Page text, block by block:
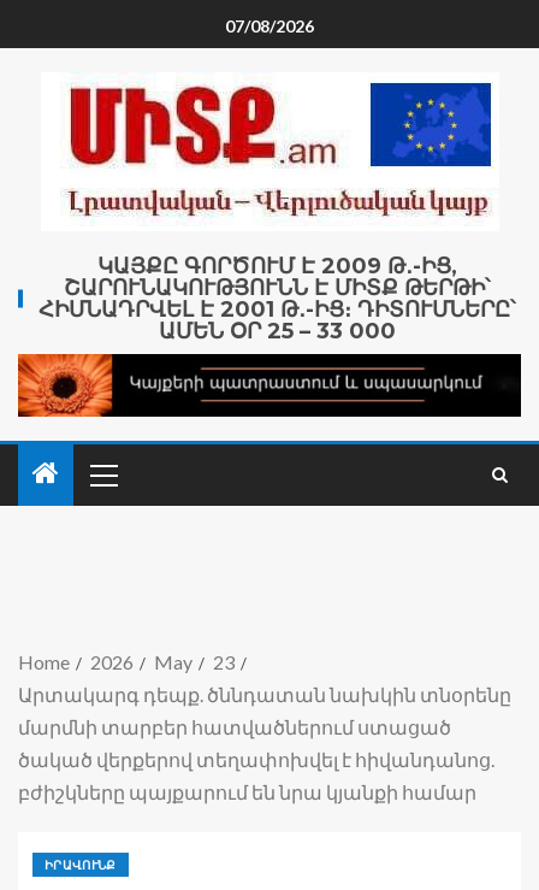
07/08/2026
ԿԱՅՔԸ ԳՈՐԾՈՒՄ Է 2009 Թ․-ԻՑ,
ՇԱՐՈՒՆԱԿՈՒԹՅՈՒՆՆ Է ՄԻՏՔ ԹԵՐԹԻ՝
ՀԻՄՆԱԴՐՎԵԼ Է 2001 Թ․-ԻՑ։ ԴԻՏՈՒՄՆԵՐԸ՝
ԱՄԵՆ ՕՐ 25 – 33 000
Home 2026 May
23
Արտակարգ դեպք. ծննդատան նախկին տնօրենը
մարմնի տարբեր հատվածներում ստացած
ծակած վերքերով տեղափոխվել է հիվանդանոց.
բժիշկները պայքարում են նրա կյանքի համար
ԻՐԱՎՈՒՆՔ